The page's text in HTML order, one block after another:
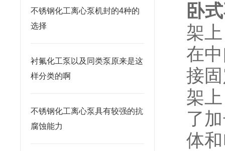
不锈钢化工离心泵机封的4种的
选择
衬氟化工泵以及同类泵原来是这
样分类的啊
不锈钢化工离心泵具有较强的抗
腐蚀能力
卧
架
在
接
架
了
体